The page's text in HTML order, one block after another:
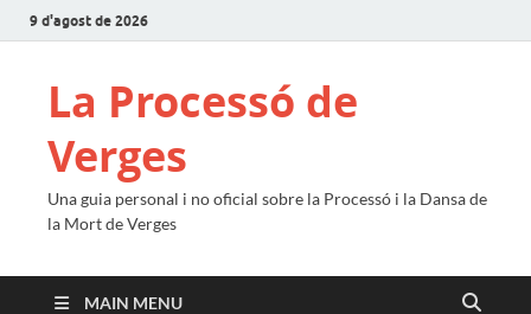
9 d'agost de 2026
La Processó de
Verges
Una guia personal i no oficial sobre la Processó i la Dansa de
la Mort de Verges
MAIN MENU